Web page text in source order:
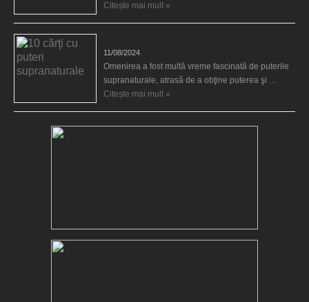
Citește mai mult »
11/08/2024
Omenirea a fost multă vreme fascinată de puterile
supranaturale, atrasă de a obţine puterea şi …
Citește mai mult »